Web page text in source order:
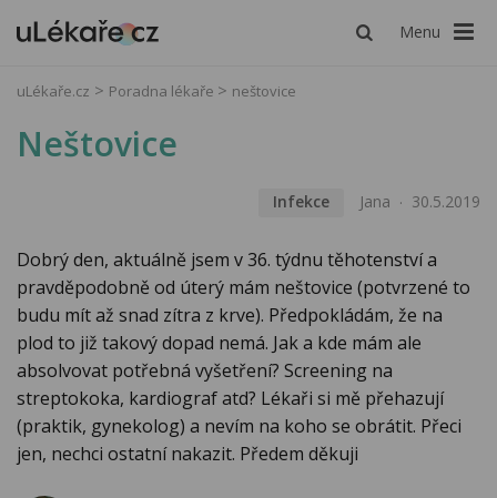
Menu
uLékaře.cz Poradna lékaře neštovice
Neštovice
Infekce Jana 30.5.2019
Dobrý den, aktuálně jsem v 36. týdnu těhotenství a
pravděpodobně od úterý mám neštovice (potvrzené to
budu mít až snad zítra z krve). Předpokládám, že na
plod to již takový dopad nemá. Jak a kde mám ale
absolvovat potřebná vyšetření? Screening na
streptokoka, kardiograf atd? Lékaři si mě přehazují
(praktik, gynekolog) a nevím na koho se obrátit. Přeci
jen, nechci ostatní nakazit. Předem děkuji